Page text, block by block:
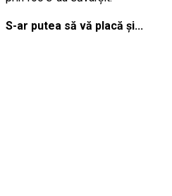
S-ar putea să vă placă și...